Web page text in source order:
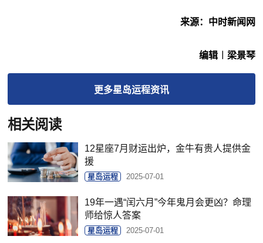
来源：中时新闻网
编辑︱梁景琴
更多星岛运程资讯
相关阅读
12星座7月财运出炉，金牛有贵人提供金
援
星岛运程 2025-07-01
19年一遇“闰六月”今年鬼月会更凶？命理
师给惊人答案
星岛运程 2025-07-01